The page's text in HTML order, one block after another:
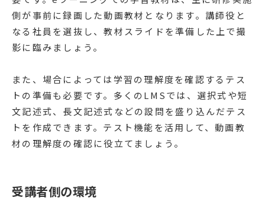
側が事前に録画した動画教材となります。講師役と
なる社員を選抜し、教材スライドを準備した上で撮
影に臨みましょう。
また、場合によっては学習の理解度を確認するテス
トの準備も必要です。多くのLMSでは、選択式や短
文記述式、長文記述式などの設問を盛り込んだテス
トを作成できます。テスト機能を活用して、動画教
材の理解度の確認に役立てましょう。
受講者側の環境